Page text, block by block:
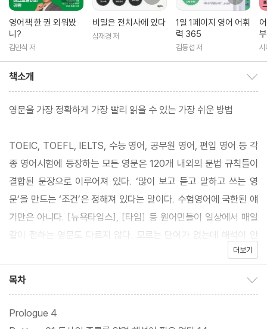
영어책 한 권 외워봤
니?
김민식 저
비밀은 전치사에 있다
심재경 저
1일 1페이지 영어 어휘
력 365
김동섭 저
시
책소개
영문을 가장 정확하게 가장 빨리 읽을 수 있는 가장 쉬운 방법
TOEIC, TOEFL, IELTS, 수능 영어, 공무원 영어, 편입 영어 등 각
종 영어시험에 등장하는 모든 영문은 120개 내외의 문법 규칙들이
결합된 문장으로 이루어져 있다. ‘많이 보고 듣고 말하고 쓰는 영
문’을 만드는 ‘조건’은 정해져 있다는 말이다. 수험영어에 국한된 얘
기만은 아니다. [뉴욕타임스], [타임] 등 원어민들이 일상에서 매일
같이 접하는 영문도 다르지 않다. 모르는 단어가 없는데 해석이 안
되거나 독해력이 더 이상 늘지 않는 이유는 어휘력 때문만이 아니라
라는 저자의 진단에 고개가 절로 끄덕여지는 이유다.
그렇다면 120개의 문법 규칙이 과연 무엇이고, 이를 어떻게 체득할
더보기
목차
Prologue 4